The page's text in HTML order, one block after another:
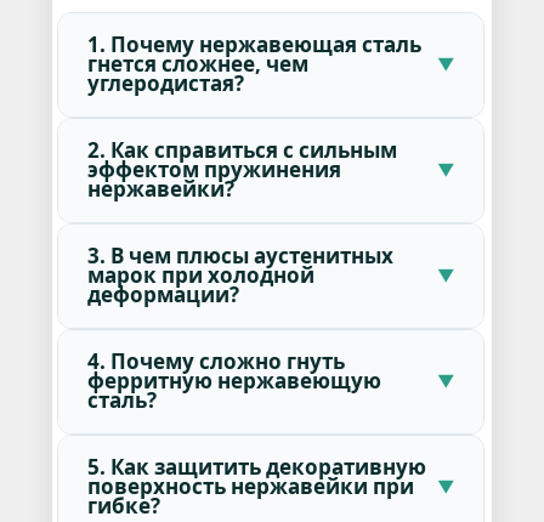
1. Почему нержавеющая сталь
гнется сложнее, чем
углеродистая?
2. Как справиться с сильным
эффектом пружинения
нержавейки?
3. В чем плюсы аустенитных
марок при холодной
деформации?
4. Почему сложно гнуть
ферритную нержавеющую
сталь?
5. Как защитить декоративную
поверхность нержавейки при
гибке?